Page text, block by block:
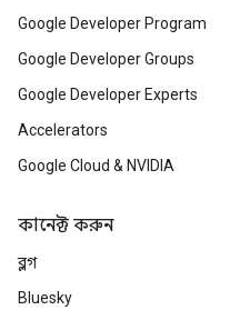
Google Developer Program
Google Developer Groups
Google Developer Experts
Accelerators
Google Cloud & NVIDIA
কানেক্ট করুন
ব্লগ
Bluesky